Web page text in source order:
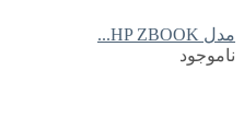
مدل HP ZBOOK...
ناموجود